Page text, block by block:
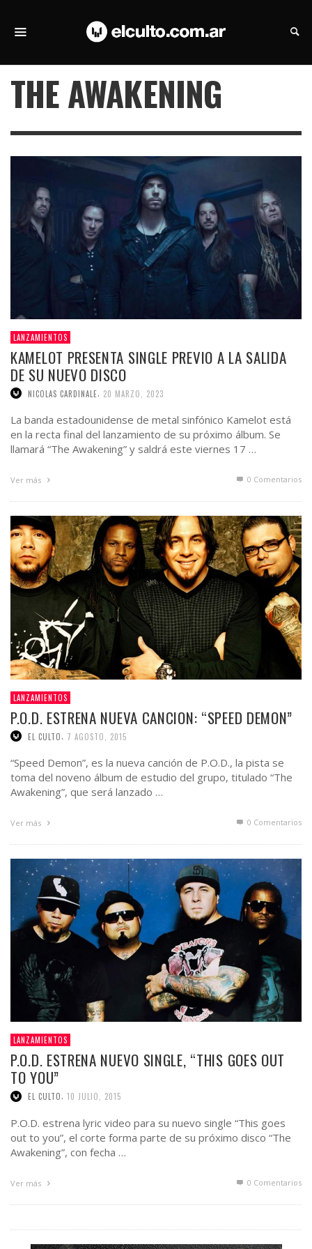
THE AWAKENING
LANZAMIENTOS
KAMELOT PRESENTA SINGLE PREVIO A LA SALIDA
DE SU NUEVO DISCO
NICOLAS CARDINALE 20 MARZO, 2023
La banda estadounidense de metal sinfónico Kamelot está
en la recta final del lanzamiento de su próximo álbum. Se
llamará “The Awakening” y saldrá este viernes 17 …
Ver más 0 Comentarios
LANZAMIENTOS
P.O.D. ESTRENA NUEVA CANCION: “SPEED DEMON”
EL CULTO 7 AGOSTO, 2015
“Speed Demon”, es la nueva canción de P.O.D., la pista se
toma del noveno álbum de estudio del grupo, titulado “The
Awakening”, que será lanzado …
Ver más 0 Comentarios
LANZAMIENTOS
P.O.D. ESTRENA NUEVO SINGLE, “THIS GOES OUT
TO YOU”
EL CULTO, 10 JULIO, 2015
P.O.D. estrena lyric video para su nuevo single “This goes
out to you”, el corte forma parte de su próximo disco “The
Awakening”, con fecha …
Ver más 0 Comentarios